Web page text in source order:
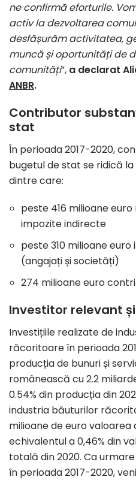
ne confirmă eforturile.
activ la dezvoltarea
desfășurăm activitatea,
muncă și oportunități de
comunități”, a declarat
ANBR.
Contributor
stat
În perioada 2017-2020,
bugetul de stat se ridică
dintre care:
peste 416 milioane
impozite indirecte
peste 310 milioane
(angajați și societăți)
274 milioane euro
Investitor relevant
Investițiile realizate de
răcoritoare în perioada
producția de bunuri și
românească cu 2.2
0.54% din producția din
industria băuturilor
milioane de euro
echivalentul a 0,46% din
totală din 2020. Ca
în perioada 2017-2020,